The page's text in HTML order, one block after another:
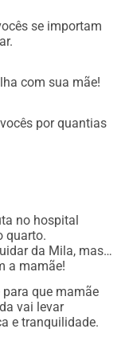
se importam
com sua mãe!
por quantias
no hospital
quarto.
da Mila, mas
a mamãe!
que mamãe
vai levar
e tranquilidade.